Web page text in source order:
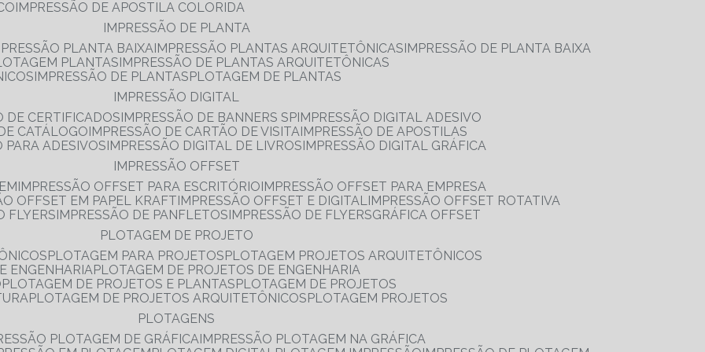
IMPRESSÃO DE APOSTILA COLORIDA
IMPRESSÃO DE PLANTA
PLANTA BAIXA IMPRESSÃO PLANTAS ARQUITETÔNICAS IMPRESSÃO DE PLANTA BAIXA
PLANTAS IMPRESSÃO DE PLANTAS ARQUITETÔNICAS
IMPRESSÃO DE PLANTAS
PLOTAGEM DE PLANTAS
IMPRESSÃO DIGITAL
DE CERTIFICADOS IMPRESSÃO DE BANNERS SP IMPRESSÃO DIGITAL ADESIVO
CATÁLOGO IMPRESSÃO DE CARTÃO DE VISITA IMPRESSÃO DE APOSTILAS
PARA ADESIVOS IMPRESSÃO DIGITAL DE LIVROS IMPRESSÃO DIGITAL GRÁFICA
IMPRESSÃO OFFSET
IMPRESSÃO OFFSET PARA ESCRITÓRIO IMPRESSÃO OFFSET PARA EMPRESA
OFFSET EM PAPEL KRAFT IMPRESSÃO OFFSET E DIGITAL IMPRESSÃO OFFSET ROTATIVA
FLYERS IMPRESSÃO DE PANFLETOS IMPRESSÃO DE FLYERS
GRÁFICA OFFSET
PLOTAGEM DE PROJETO
PLOTAGEM PARA PROJETOS
PLOTAGEM PROJETOS ARQUITETÔNICOS
ENGENHARIA
PLOTAGEM DE PROJETOS DE ENGENHARIA
PLOTAGEM DE PROJETOS E PLANTAS
PLOTAGEM DE PROJETOS
PLOTAGEM DE PROJETOS ARQUITETÔNICOS
PLOTAGEM PROJETOS
PLOTAGENS
PLOTAGEM DE GRÁFICA IMPRESSÃO PLOTAGEM NA GRÁFICA